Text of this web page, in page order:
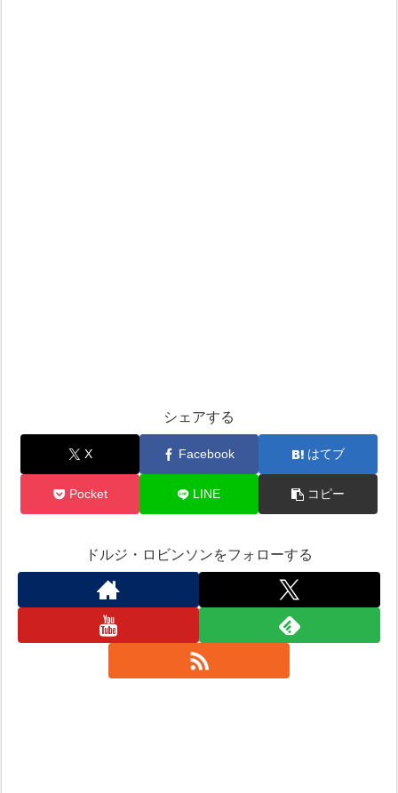
シェアする
X Facebook はてブ
Pocket LINE コピー
ドルジ・ロビンソンをフォローする